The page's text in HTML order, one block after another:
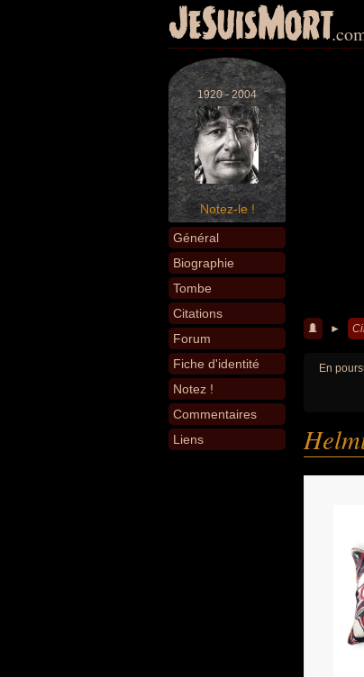
JeSuisMort
1920 - 2004
Notez-le !
Général
Biographie
Tombe
Citations
Forum
Fiche d'identité
Notez !
Commentaires
Liens
►
En